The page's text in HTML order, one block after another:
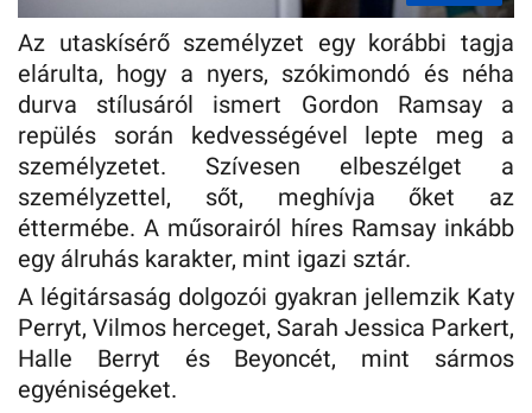
Az utaskísérő személyzet egy korábbi tagja
elárulta, hogy a nyers, szókimondó és néha
durva stílusáról ismert Gordon Ramsay a
repülés során kedvességével lepte meg a
személyzetet. Szívesen elbeszélget a
személyzettel, sőt, meghívja őket az
éttermébe. A műsorairól híres Ramsay inkább
egy álruhás karakter, mint igazi sztár.
A légitársaság dolgozói gyakran jellemzik Katy
Perryt, Vilmos herceget, Sarah Jessica Parkert,
Halle Berryt és Beyoncét, mint sármos
egyéniségeket.